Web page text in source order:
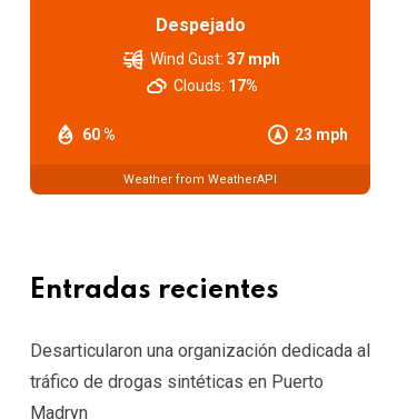
Despejado
60 % 23 mph
Wind Gust: 37 mph
Clouds: 17%
Weather from WeatherAPI
Entradas recientes
Desarticularon una organización dedicada al
tráfico de drogas sintéticas en Puerto
Madryn